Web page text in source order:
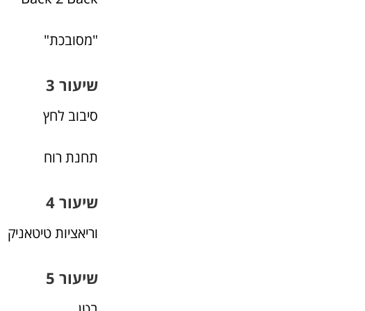
"מסובכת"
שיעור 3
סיבוב לחץ
תחנת רוח
שיעור 4
וריאציות טיטאניק
שיעור 5